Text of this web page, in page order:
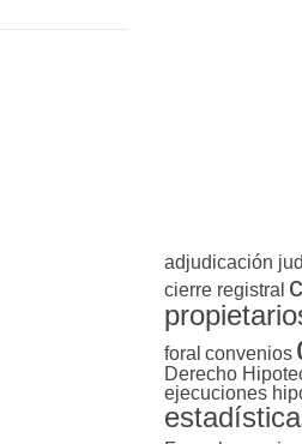
adjudicación
cierre registral
foral convenios
Derecho
ejecuciones